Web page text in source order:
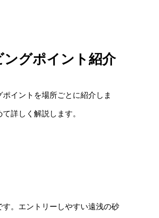
グポイント紹介
イントを場所ごとに紹介しま
詳しく解説します。
。エントリーしやすい遠浅の砂